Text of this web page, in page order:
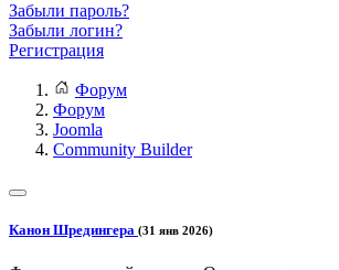
Забыли пароль?
Забыли логин?
Регистрация
Форум
Форум
Joomla
Community Builder
Канон Шредингера (31 янв 2026)